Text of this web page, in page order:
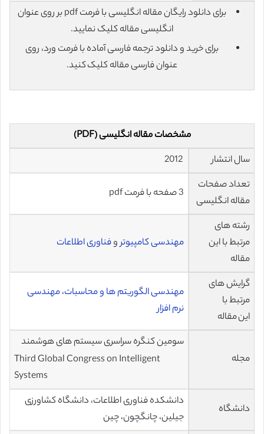
برای دانلود رایگان مقاله انگلیسی با فرمت pdf بر روی عنوان
انگلیسی مقاله کلیک نمایید.
برای خرید و دانلود ترجمه فارسی آماده با فرمت ورد، روی
عنوان فارسی مقاله کلیک کنید.
مشخصات مقاله انگلیسی (PDF)
سال انتشار
تعداد صفحات
مقاله انگلیسی
3 صفحه با فرمت pdf
رشته های
مرتبط با این
مقاله
مهندسی کامپیوتروفناوری اطلاعات
گرایش های
مرتبط با
این مقاله
مهندسی الگوریتم ها و محاسبات،مهندسی
نرم افزار
مجله
سومین کنگره سراسری سیستم های هوشمند
Third Global Congress on Intelligent
Systems
دانشگاه
دانشکده فناوری اطلاعات، دانشگاه کشاورزی
جیلین، چانگچون، چین